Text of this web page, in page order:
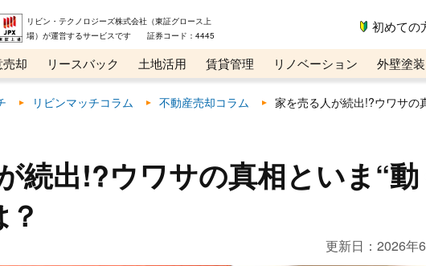
リビン・テクノロジーズ株式会社（東証グロース上
場）が運営するサービスです 証券コード：4445
初めての
却 リースバック 土地活用 賃貸管理 リノベーション 外壁塗装
ンパニー オンライン講座 リビンマガジンBiz
リビンマッチコラム 不動産売却コラム 家を売る人が続出!?ウワサの
続出!?ウワサの真相といま“動
更新日： 2026年